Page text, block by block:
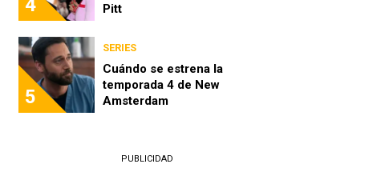
4 Pitt
5
SERIES
Cuándo se estrena la
temporada 4 de New
Amsterdam
PUBLICIDAD